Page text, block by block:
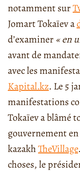
notamment sur
Jomart Tokaïev a
d’examiner« en
avant de
avec les
Kapital.kz. Le 5
manifestations
Tokaïev a blâmé
gouvernement
kazakhTheVillage
choses, le